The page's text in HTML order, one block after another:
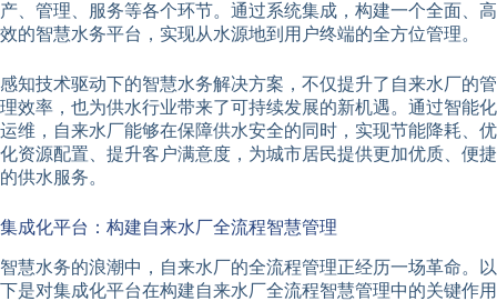
产、管理、服务等各个环节。通过系统集成，构建一个全面、高
效的智慧水务平台，实现从水源地到用户终端的全方位管理。
感知技术驱动下的智慧水务解决方案，不仅提升了自来水厂的管
理效率，也为供水行业带来了可持续发展的新机遇。通过智能化
运维，自来水厂能够在保障供水安全的同时，实现节能降耗、优
化资源配置、提升客户满意度，为城市居民提供更加优质、便捷
的供水服务。
集成化平台：构建自来水厂全流程智慧管理
智慧水务的浪潮中，自来水厂的全流程管理正经历一场革命。以
下是对集成化平台在构建自来水厂全流程智慧管理中的关键作用